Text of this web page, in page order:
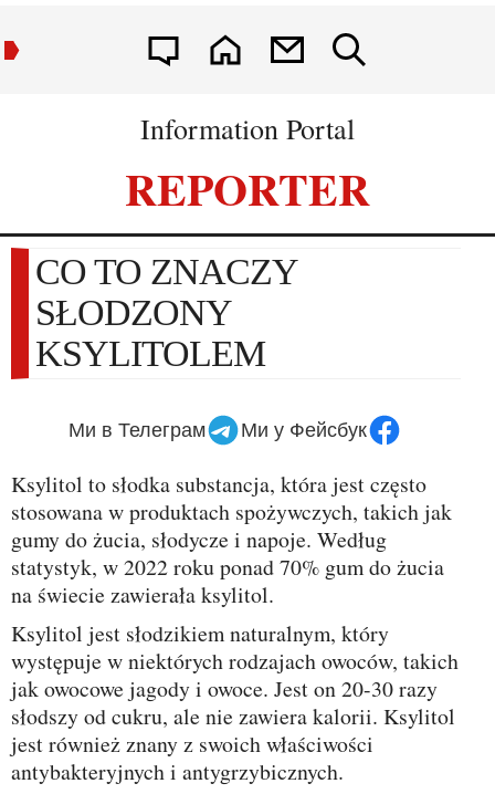
Information Portal
REPORTER
CO TO ZNACZY
SŁODZONY
KSYLITOLEM
Ми в Телеграм Ми у Фейсбук
Ksylitol to słodka substancja, która jest często
stosowana w produktach spożywczych, takich jak
gumy do żucia, słodycze i napoje. Według
statystyk, w 2022 roku ponad 70% gum do żucia
na świecie zawierała ksylitol.
Ksylitol jest słodzikiem naturalnym, który
występuje w niektórych rodzajach owoców, takich
jak owocowe jagody i owoce. Jest on 20-30 razy
słodszy od cukru, ale nie zawiera kalorii. Ksylitol
jest również znany z swoich właściwości
antybakteryjnych i antygrzybicznych.